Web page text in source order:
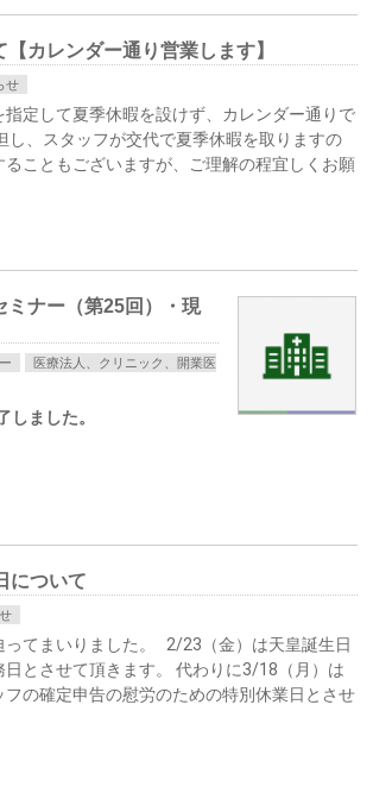
カレンダー通り営業します】
せ
指定して夏季休暇を設けず、カレンダー通りで
し、スタッフが交代で夏季休暇を取りますの
ることもございますが、ご理解の程宜しくお願
ミナー（第25回）・現
医療法人、クリニック、開業医
しました。
について
ってまいりました。 2/23（金）は天皇誕生日
日とさせて頂きます。 代わりに3/18（月）は
の確定申告の慰労のための特別休業日とさせ